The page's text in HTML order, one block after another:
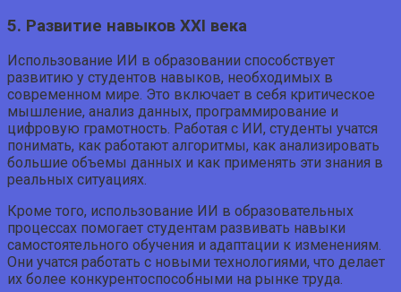
5. Развитие навыков XXI века
Использование ИИ в образовании способствует
развитию у студентов навыков, необходимых в
современном мире. Это включает в себя критическое
мышление, анализ данных, программирование и
цифровую грамотность. Работая с ИИ, студенты учатся
понимать, как работают алгоритмы, как анализировать
большие объемы данных и как применять эти знания в
реальных ситуациях.
Кроме того, использование ИИ в образовательных
процессах помогает студентам развивать навыки
самостоятельного обучения и адаптации к изменениям.
Они учатся работать с новыми технологиями, что делает
их более конкурентоспособными на рынке труда.